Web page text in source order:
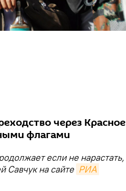
через Красное
флагами
если не нарастать,
Савчук на сайте РИА